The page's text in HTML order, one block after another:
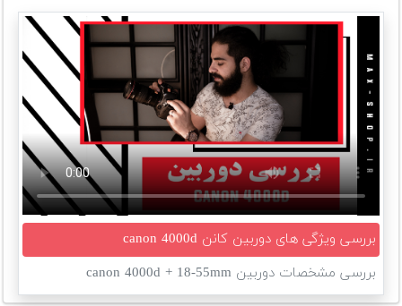
تجهیزات
مکث
پلاس
افزودن
محصول
دست
دوم
لیست
قیمت
دوربین
بله
بررسی ویژگی های دوربین کانن canon 4000d
بررسی مشخصات دوربین canon 4000d + 18-55mm